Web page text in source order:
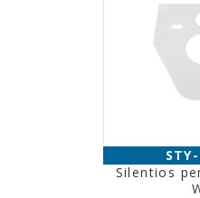
Silentios